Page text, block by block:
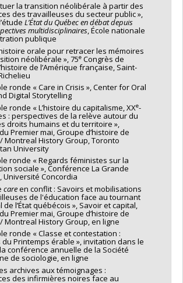
la transition néolibérale à partir des
des travailleuses du secteur public »,
L’État du Québec en débat depuis
multidisciplinaires, École nationale
publique
orale pour retracer les mémoires
néolibérale », 75e Congrès de
de l’Amérique française, Saint-
ronde « Care in Crisis », Center for Oral
Digital Storytelling
ronde « L’histoire du capitalisme, XXe-
: perspectives de la relève autour du
droits humains et du territoire »,
Premier mai, Groupe d’histoire de
Montreal History Group, Toronto
University
ronde « Regards féministes sur la
sociale », Conférence La Grande
Université Concordia
careen conflit : Savoirs et mobilisations
de l'éducation face au tournant
l’État québécois », Savoir et capital,
Premier mai, Groupe d’histoire de
Montreal History Group, en ligne
ronde « Classe et contestation :
Printemps érable », invitation dans le
conférence annuelle de la Société
de sociologie, en ligne
archives aux témoignages :
des infirmières noires face au